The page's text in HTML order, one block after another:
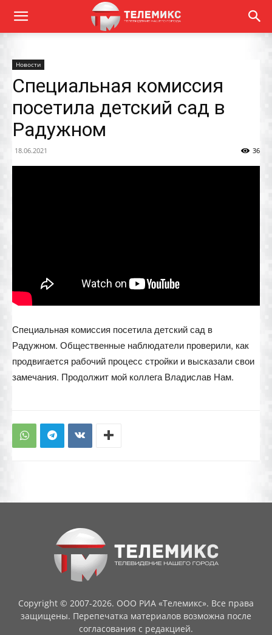
Новости
Специальная комиссия
посетила детский сад в
Радужном
18.06.2021 36
Специальная комиссия посетила детский сад в
Радужном. Общественные наблюдатели проверили, как
продвигается рабочий процесс стройки и высказали свои
замечания. Продолжит мой коллега Владислав Нам.
Copyright © 2007-2026. ООО РИА «Телемикс». Все права
защищены. Перепечатка материалов возможна после
согласования с редакцией.